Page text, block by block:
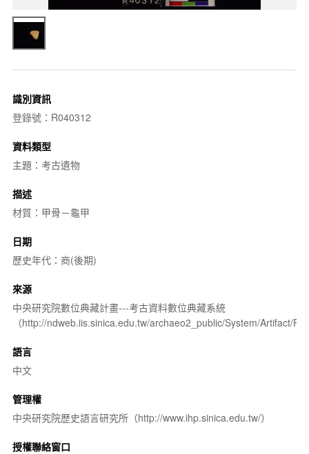
識別資訊
登錄號：R040312
資料類型
主題：考古遺物
描述
材質：甲骨－龜甲
日期
歷史年代：商(後期)
來源
中央研究院數位典藏計畫---考古資料數位典藏系統
（http://ndweb.iis.sinica.edu.tw/archaeo2_public/System/Artifact/
語言
中文
管理權
中央研究院歷史語言研究所（http://www.ihp.sinica.edu.tw/）
授權聯絡窗口